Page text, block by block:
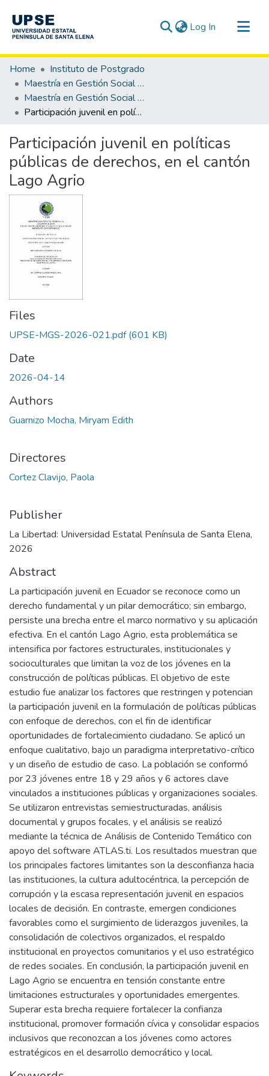
Log In (current)
Communities & Collections
All of DSpace
Statistics
Home
Instituto de Postgrado
Maestría en Gestión Social y Desarrollo
Maestría en Gestión Social y Desarrollo, Mención Desarrollo Local
Participación juvenil en políticas públicas de derechos, en el cantón Lago Agrio
Participación juvenil en políticas
públicas de derechos, en el cantón
Lago Agrio
Files
UPSE-MGS-2026-021.pdf(601 KB)
Date
2026-04-14
Authors
Guarnizo Mocha, Miryam Edith
Directores
Cortez Clavijo, Paola
Publisher
La Libertad: Universidad Estatal Península de Santa Elena,
2026
Abstract
La participación juvenil en Ecuador se reconoce como un
derecho fundamental y un pilar democrático; sin embargo,
persiste una brecha entre el marco normativo y su aplicación
efectiva. En el cantón Lago Agrio, esta problemática se
intensifica por factores estructurales, institucionales y
socioculturales que limitan la voz de los jóvenes en la
construcción de políticas públicas. El objetivo de este
estudio fue analizar los factores que restringen y potencian
la participación juvenil en la formulación de políticas públicas
con enfoque de derechos, con el fin de identificar
oportunidades de fortalecimiento ciudadano. Se aplicó un
enfoque cualitativo, bajo un paradigma interpretativo-crítico
y un diseño de estudio de caso. La población se conformó
por 23 jóvenes entre 18 y 29 años y 6 actores clave
vinculados a instituciones públicas y organizaciones sociales.
Se utilizaron entrevistas semiestructuradas, análisis
documental y grupos focales, y el análisis se realizó
mediante la técnica de Análisis de Contenido Temático con
apoyo del software ATLAS.ti. Los resultados muestran que
los principales factores limitantes son la desconfianza hacia
las instituciones, la cultura adultocéntrica, la percepción de
corrupción y la escasa representación juvenil en espacios
locales de decisión. En contraste, emergen condiciones
favorables como el surgimiento de liderazgos juveniles, la
consolidación de colectivos organizados, el respaldo
institucional en proyectos comunitarios y el uso estratégico
de redes sociales. En conclusión, la participación juvenil en
Lago Agrio se encuentra en tensión constante entre
limitaciones estructurales y oportunidades emergentes.
Superar esta brecha requiere fortalecer la confianza
institucional, promover formación cívica y consolidar espacios
inclusivos que reconozcan a los jóvenes como actores
estratégicos en el desarrollo democrático y local.